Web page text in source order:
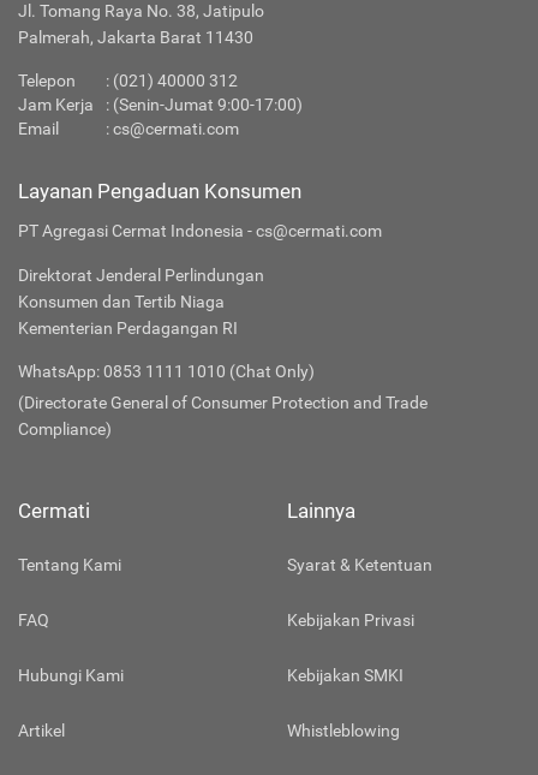
Jl. Tomang Raya No. 38, Jatipulo
Palmerah, Jakarta Barat 11430
Telepon : (021) 40000 312
Jam Kerja
: (Senin-Jumat 9:00-17:00)
Email
:cs@cermati.com
Layanan Pengaduan Konsumen
PT Agregasi Cermat Indonesia - cs@cermati.com
Direktorat Jenderal Perlindungan
Konsumen dan Tertib Niaga
Kementerian Perdagangan RI
WhatsApp: 0853 1111 1010 (Chat Only)
(Directorate General of Consumer Protection and Trade
Compliance)
Cermati
Tentang Kami
FAQ
Hubungi Kami
Artikel
Lainnya
Syarat & Ketentuan
Kebijakan Privasi
Kebijakan SMKI
Whistleblowing